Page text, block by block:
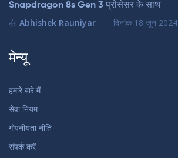
Snapdragon 8s Gen 3 प्रोसेसर के साथ
在 Abhishek Rauniyar दिनांक 18 जून 2024
मेन्यू
हमारे बारे में
सेवा नियम
गोपनीयता नीति
संपर्क करें